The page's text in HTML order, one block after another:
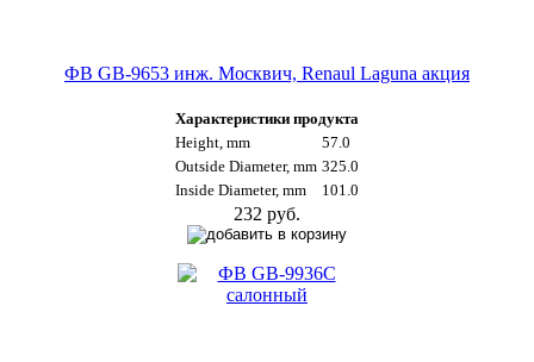
ФВ GB-9653 инж. Москвич, Renaul Laguna акция
Характеристики продукта
Height, mm
57.0
Outside Diameter, mm 325.0
Inside Diameter, mm
101.0
232 руб.